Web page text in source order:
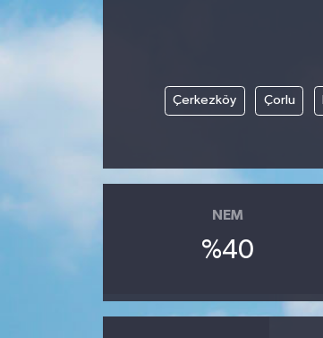
Çerkezköy Çorlu
NEM
%40
BİLİM VE TEKNOLOJİ